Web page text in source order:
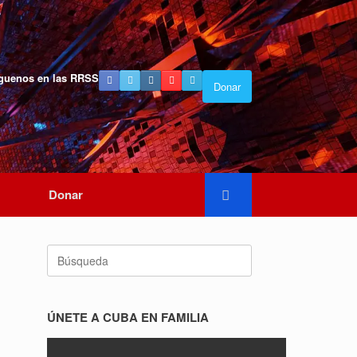
en las RRSS
Donar
Donar
ÚNETE A CUBA EN FAMILIA